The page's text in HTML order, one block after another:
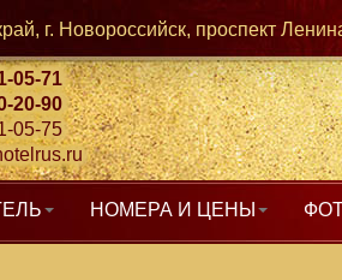
г. Новороссийск, проспект
05-71
20-90
05-75
НОМЕРА И ЦЕНЫ